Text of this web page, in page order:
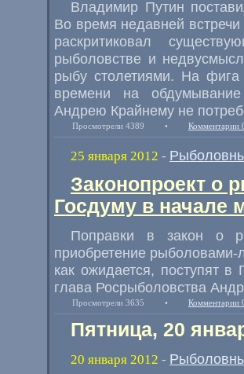
Владимир Путин
Во время недавней
раскритиковал
рыболовстве и
рыбу столетиями. На
времени на
Андрею Крайнему не
Просмотрели 4389 • Комментарии
25 января 2012 -
Законопроект о
Госдуму в начале
Поправки в закон о
приобретение
как ожидается, поступят
глава Росрыболовства
Просмотрели 3635 • Комментарии
Пятница, 20
20 января 2012 -